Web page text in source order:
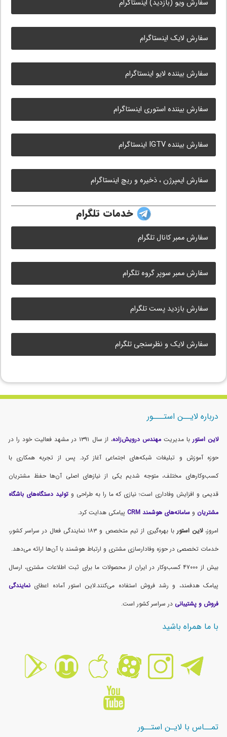
سفارش ویو (بازدید) اینستاگرام
سفارش لایک اینستاگرام
سفارش بیننده لایو اینستاگرام
سفارش بیننده استوری اینستاگرام
سفارش بیننده IGTV اینستاگرام
سفارش ایمپرژن ، ذخیره و ریچ اینستاگرام
خدمات تلگرام
سفارش ممبر کانال تلگرام
سفارش ممبر سوپر گروه تلگرام
سفارش بازدید پست تلگرام
سفارش لایک و نظرسنجی تلگرام